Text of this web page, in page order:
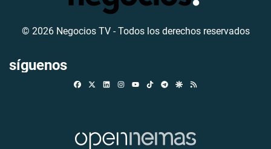
© 2026 Negocios TV - Todos los derechos reservados
síguenos
FacebookLinkedinInstagramTikTokTelegramGoogle Discover